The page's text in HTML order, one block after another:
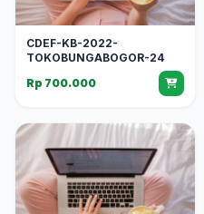
CDEF-KB-2022-
TOKOBUNGABOGOR-24
Rp 700.000